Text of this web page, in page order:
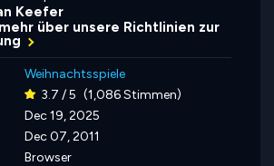
Keefer
über unsere Richtlinien zur
Weihnachtsspiele
3.7 / 5 (1,086 Stimmen)
Dec 19, 2025
Dec 07, 2011
Browser